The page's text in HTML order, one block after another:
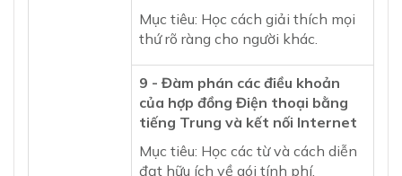
Mục tiêu: Học cách giải thích mọi
thứ rõ ràng cho người khác.
9 - Đàm phán các điều khoản
của hợp đồng Điện thoại bằng
tiếng Trung và kết nối Internet
Mục tiêu: Học các từ và cách diễn
đạt hữu ích về gói tính phí.